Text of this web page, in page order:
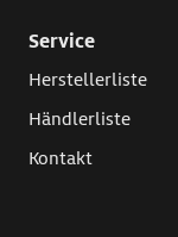
Service
Herstellerliste
Händlerliste
Kontakt